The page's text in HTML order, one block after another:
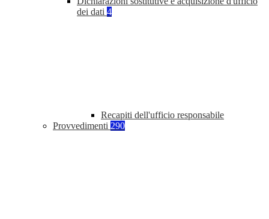
dei dati 4
Recapiti dell'ufficio responsabile
Provvedimenti 290